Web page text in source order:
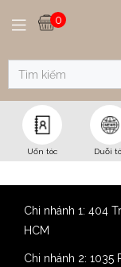
0
Uốn tóc Duỗi
Điều trị
Trang chủ
Điều trị olaplex
Chi nhánh 1: 404
HCM
Chi nhánh 2: 1035